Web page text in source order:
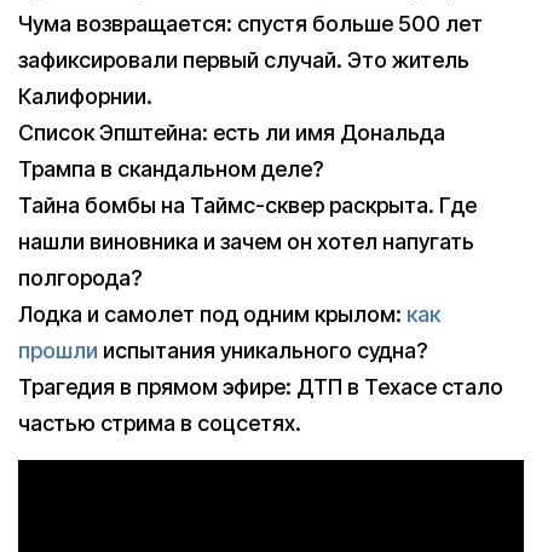
Чума возвращается: спустя больше 500 лет
зафиксировали первый случай. Это житель
Калифорнии.
Список Эпштейна: есть ли имя Дональда
Трампа в скандальном деле?
Тайна бомбы на Таймс-сквер раскрыта. Где
нашли виновника и зачем он хотел напугать
полгорода?
Лодка и самолет под одним крылом: как
прошли испытания уникального судна?
Трагедия в прямом эфире: ДТП в Техасе стало
частью стрима в соцсетях.